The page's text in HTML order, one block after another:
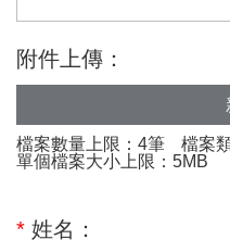
附件上傳：
檔案數量上限：4筆
檔案
單個檔案大小上限：5MB
* 姓名：